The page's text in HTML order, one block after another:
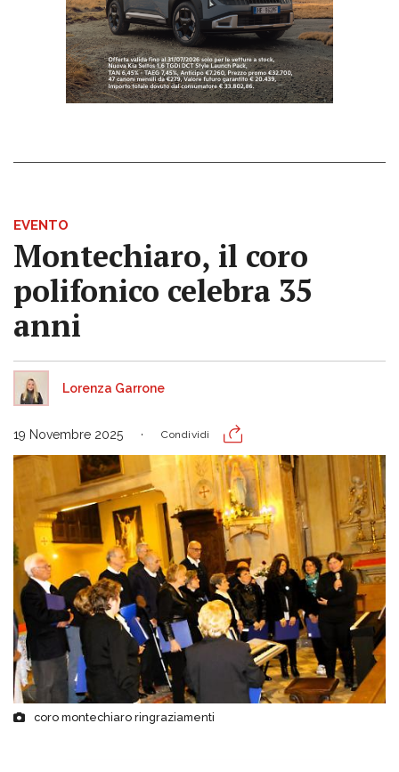
EVENTO
Montechiaro, il coro
polifonico celebra 35
anni
Lorenza Garrone
19 Novembre 2025 Condividi
coro montechiaro ringraziamenti